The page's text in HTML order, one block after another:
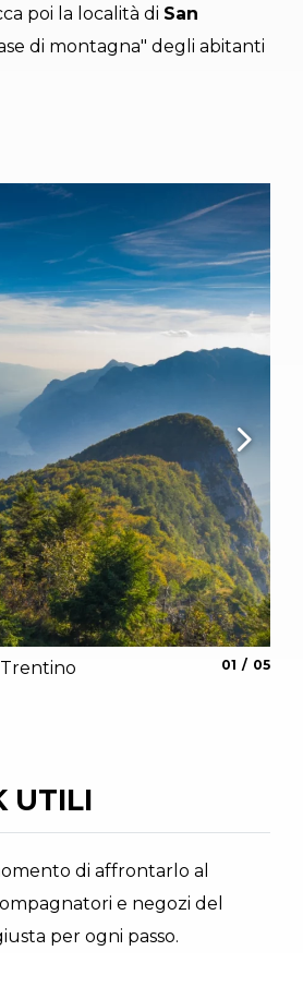
poi la località di San
di montagna" degli abitanti
01 05
UTILI
di affrontarlo al
e negozi del
per ogni passo.